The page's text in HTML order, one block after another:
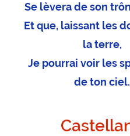
Se lèvera de son
Et que, laissant les
la terre,
Je pourrai voir les
de ton ciel.